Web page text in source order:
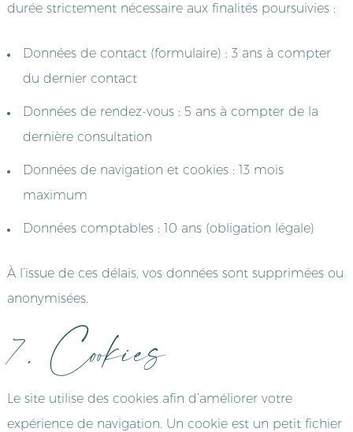
durée strictement nécessaire aux finalités poursuivies :
Données de contact (formulaire) : 3 ans à compter
du dernier contact
Données de rendez-vous : 5 ans à compter de la
dernière consultation
Données de navigation et cookies : 13 mois
maximum
Données comptables : 10 ans (obligation légale)
À l’issue de ces délais, vos données sont supprimées ou
anonymisées.
7. Cookies
Le site utilise des cookies afin d’améliorer votre
expérience de navigation. Un cookie est un petit fichier